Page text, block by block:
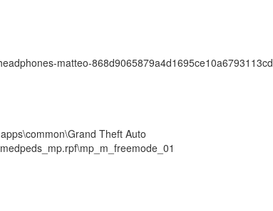
matteo-868d9065879a4d1695ce10a6793113cd
Theft Auto